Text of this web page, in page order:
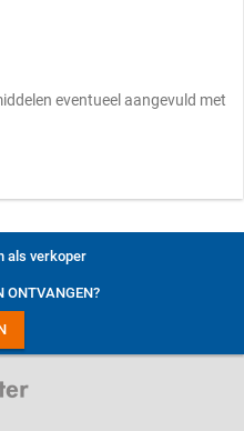
eventueel aangevuld met
als verkoper
ONTVANGEN?